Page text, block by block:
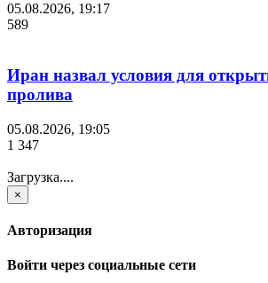
05.08.2026, 19:17
589
Иран назвал условия для
пролива
05.08.2026, 19:05
1 347
Загрузка....
×
Авторизация
Войти через социальные сети